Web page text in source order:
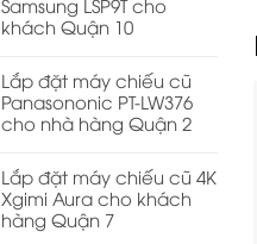
Samsung LSP9T cho
khách Quận 10
Lắp đặt máy chiếu cũ
Panasononic PT-LW376
cho nhà hàng Quận 2
Lắp đặt máy chiếu cũ 4K
Xgimi Aura cho khách
hàng Quận 7